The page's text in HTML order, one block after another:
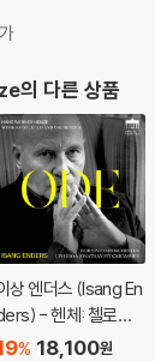
의 다른 상품
상 엔더스 (Isang En
- 헨체: 첼로와
케스트라를 위한 작
18,100원
%